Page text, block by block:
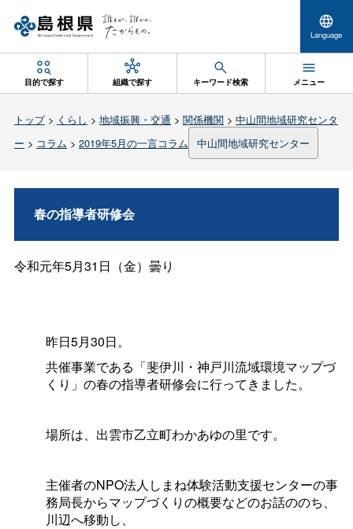
Language
目的で探す 組織で探す キーワード検索 メニュー
トップ> くらし > 地域振興・交通 > 関係機関> 中山間地域研究センタ
ー > コラム > 2019年5月の一言コラム 中山間地域研究センター
春の指導者研修会
令和元年5月31日（金）曇り
昨日5月30日。
共催事業である「斐伊川・神戸川流域環境マップづ
くり」の春の指導者研修会に行ってきました。
場所は、出雲市乙立町わかあゆの里です。
主催者のNPO法人しまね体験活動支援センターの事
務局長からマップづくりの概要などのお話ののち、
川辺へ移動し、